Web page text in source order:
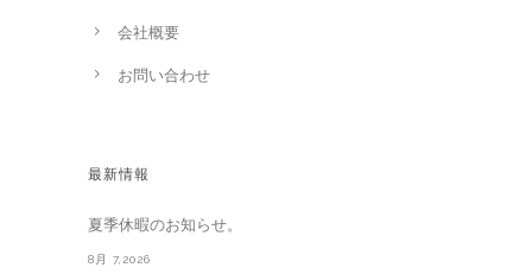
会社概要
お問い合わせ
最新情報
夏季休暇のお知らせ。
8月 7,2026